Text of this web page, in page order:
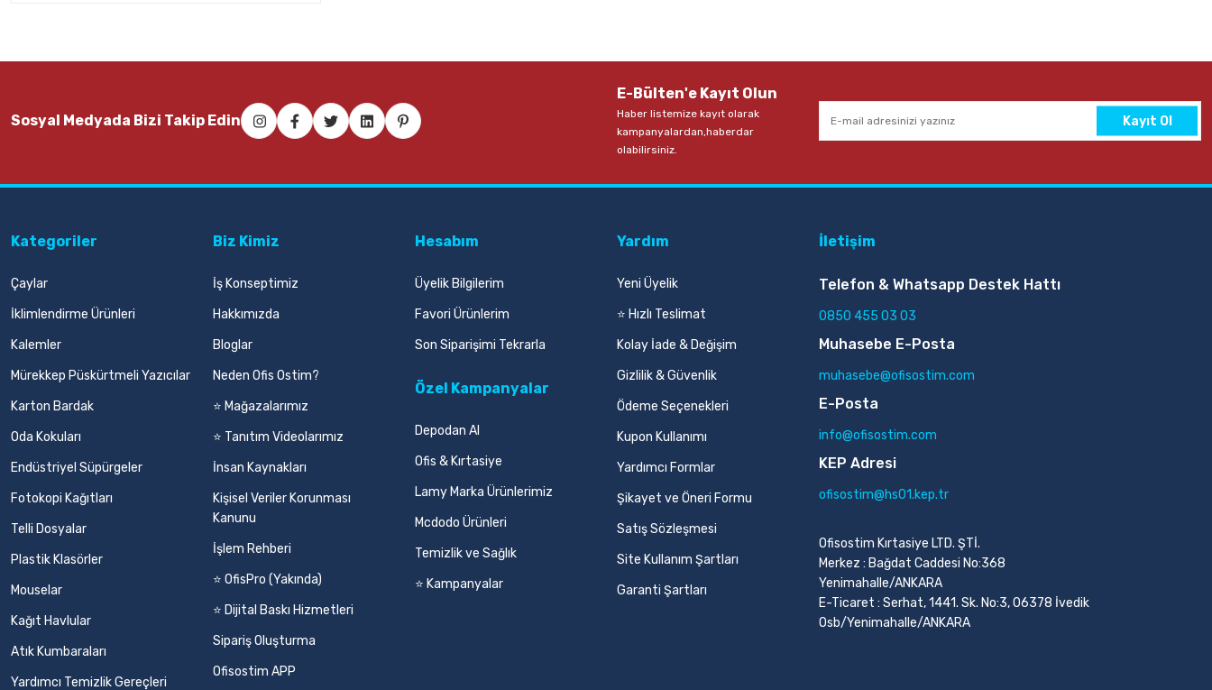
Sosyal Medyada Bizi Takip Edin
E-Bülten'e Kayıt Olun
Haber listemize kayıt olarak
kampanyalardan,haberdar
olabilirsiniz.
Kayıt Ol
Kategoriler
Çaylar
İklimlendirme Ürünleri
Kalemler
Mürekkep Püskürtmeli Yazıcılar
Karton Bardak
Oda Kokuları
Endüstriyel Süpürgeler
Fotokopi Kağıtları
Telli Dosyalar
Plastik Klasörler
Mouselar
Kağıt Havlular
Atık Kumbaraları
Yardımcı Temizlik Gereçleri
Biz Kimiz
İş Konseptimiz
Hakkımızda
Bloglar
Neden Ofis Ostim?
⭐ Mağazalarımız
⭐ Tanıtım Videolarımız
İnsan Kaynakları
Kişisel Veriler Korunması
Kanunu
İşlem Rehberi
⭐ OfisPro (Yakında)
⭐ Dijital Baskı Hizmetleri
Sipariş Oluşturma
Ofisostim APP
Hesabım
Üyelik Bilgilerim
Favori Ürünlerim
Son Siparişimi Tekrarla
Özel Kampanyalar
Depodan Al
Ofis & Kırtasiye
Lamy Marka Ürünlerimiz
Mcdodo Ürünleri
Temizlik ve Sağlık
⭐ Kampanyalar
Yardım
Yeni Üyelik
⭐ Hızlı Teslimat
Kolay İade & Değişim
Gizlilik & Güvenlik
Ödeme Seçenekleri
Kupon Kullanımı
Yardımcı Formlar
Şikayet ve Öneri Formu
Satış Sözleşmesi
Site Kullanım Şartları
Garanti Şartları
İletişim
Telefon & Whatsapp Destek Hattı
0850 455 03 03
Muhasebe E-Posta
muhasebe@ofisostim.com
E-Posta
info@ofisostim.com
KEP Adresi
ofisostim@hs01.kep.tr
Ofisostim Kırtasiye LTD. ŞTİ.
Merkez : Bağdat Caddesi No:368
Yenimahalle/ANKARA
E-Ticaret : Serhat, 1441. Sk. No:3, 06378 İvedik
Osb/Yenimahalle/ANKARA